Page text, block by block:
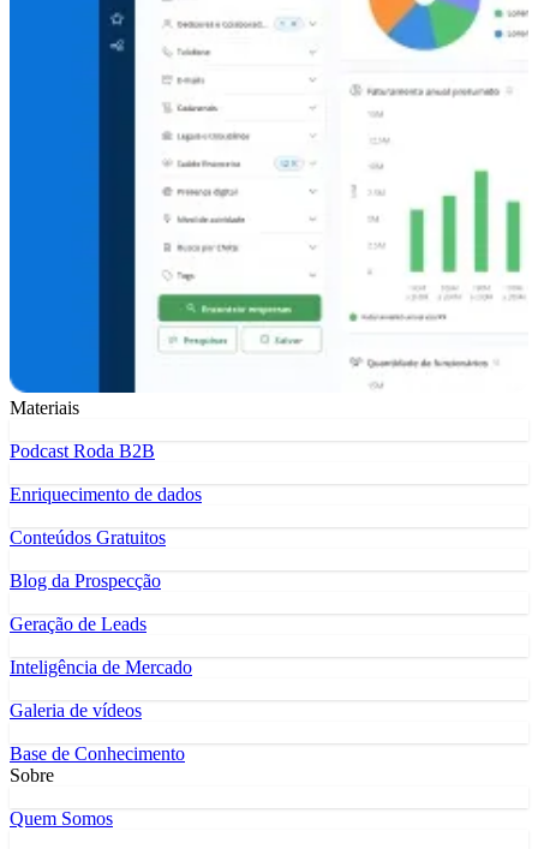
Materiais
Podcast Roda B2B
Enriquecimento de dados
Conteúdos Gratuitos
Blog da Prospecção
Geração de Leads
Inteligência de Mercado
Galeria de vídeos
Base de Conhecimento
Sobre
Quem Somos